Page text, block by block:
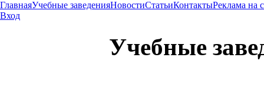
ГлавнаяУчебные заведенияНовостиСтатьиКонтактыРеклама на
Вход
Учебные